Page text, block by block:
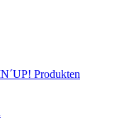
Produkten